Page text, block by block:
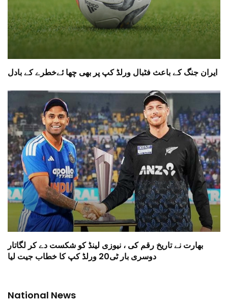
ایران جنگ کے باعث فٹبال ورلڈ کپ پر بھی چھا ئےخطرے کے بادل
بھارت نے تاریخ رقم کی ، نیوزی لینڈ کو شکست دے کر لگاتار
دوسری بار ٹی20 ورلڈ کپ کا خطاب جیت لیا
National News